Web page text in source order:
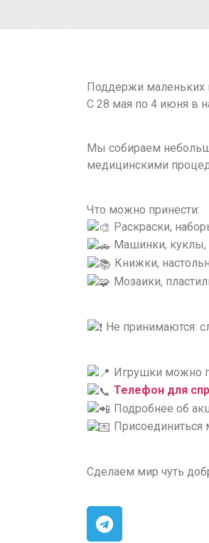
Поддержи маленьких
С 28 мая по 4 июня в
Мы собираем
медицинскими
Что можно принести:
Раскраски,
Машинки, куклы,
Книжки,
Мозаики,
Не принимаются:
Игрушки можно
Телефон для
Подробнее об
Присоединиться
Сделаем мир чуть